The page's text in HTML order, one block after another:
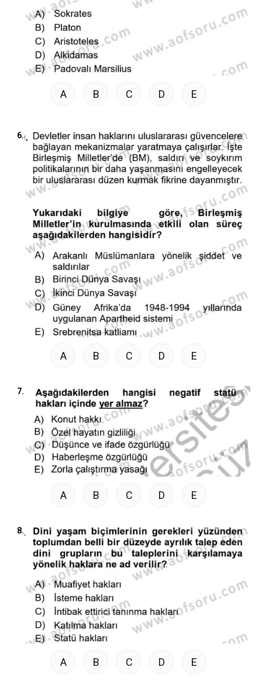
A B C D E
6.
A B C D E
7.
A B C D E
8.
A B C D E